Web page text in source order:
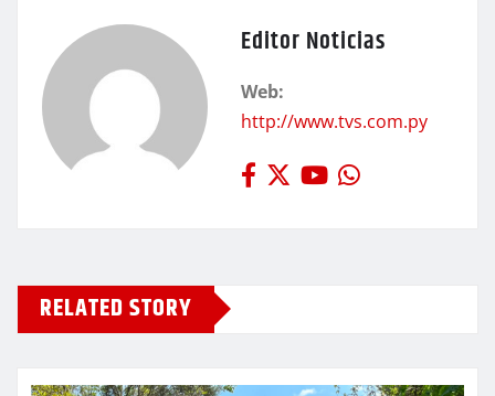
Editor Noticias
Web:
http://www.tvs.com.py
RELATED STORY